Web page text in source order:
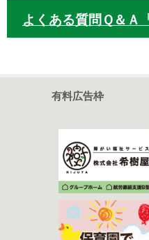
よくある質問Ｑ＆Ａ
有料広告枠